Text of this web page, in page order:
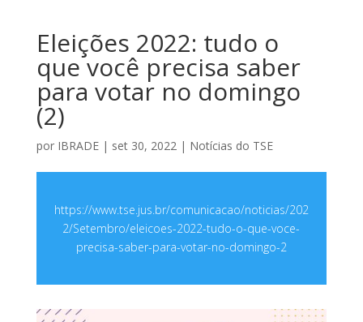
Eleições 2022: tudo o
que você precisa saber
para votar no domingo
(2)
por IBRADE| set 30, 2022| Notícias do TSE
https://www.tse.jus.br/comunicacao/noticias/202
2/Setembro/eleicoes-2022-tudo-o-que-voce-
precisa-saber-para-votar-no-domingo-2